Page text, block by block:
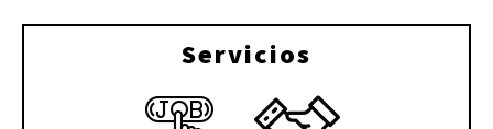
Servicios